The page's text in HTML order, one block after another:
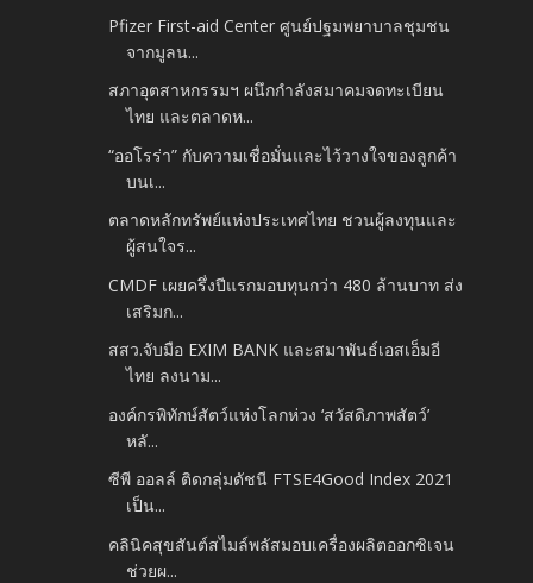
Pfizer First-aid Center ศูนย์ปฐมพยาบาลชุมชน
จากมูลน...
สภาอุตสาหกรรมฯ ผนึกกำลังสมาคมจดทะเบียน
ไทย และตลาดห...
“ออโรร่า” กับความเชื่อมั่นและไว้วางใจของลูกค้า
บนเ...
ตลาดหลักทรัพย์แห่งประเทศไทย ชวนผู้ลงทุนและ
ผู้สนใจร...
CMDF เผยครึ่งปีแรกมอบทุนกว่า 480 ล้านบาท ส่ง
เสริมก...
สสว.จับมือ EXIM BANK และสมาพันธ์เอสเอ็มอี
ไทย ลงนาม...
องค์กรพิทักษ์สัตว์แห่งโลกห่วง ‘สวัสดิภาพสัตว์’
หลั...
ซีพี ออลล์ ติดกลุ่มดัชนี FTSE4Good Index 2021
เป็น...
คลินิคสุขสันต์สไมล์พลัสมอบเครื่องผลิตออกซิเจน
ช่วยผ...